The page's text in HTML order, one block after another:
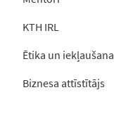
KTH IRL
Ētika un iekļaušana
Biznesa attīstītājs